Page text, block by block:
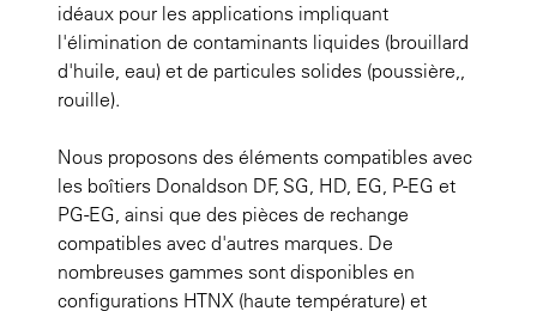
idéaux pour les applications impliquant
l'élimination de contaminants liquides (brouillard
d'huile, eau) et de particules solides (poussière,,
rouille).
Nous proposons des éléments compatibles avec
les boîtiers Donaldson DF, SG, HD, EG, P-EG et
PG-EG, ainsi que des pièces de rechange
compatibles avec d'autres marques. De
nombreuses gammes sont disponibles en
configurations HTNX (haute température) et